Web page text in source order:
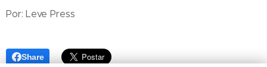
Por: Leve Press
Share